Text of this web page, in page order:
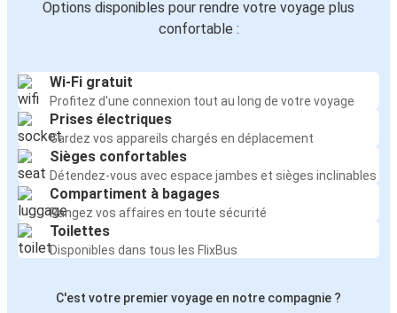
Options disponibles pour rendre votre voyage plus
confortable :
Wi-Fi gratuit
Profitez d'une connexion tout au long de votre voyage
Prises électriques
Gardez vos appareils chargés en déplacement
Sièges confortables
Détendez-vous avec espace jambes et sièges inclinables
Compartiment à bagages
Rangez vos affaires en toute sécurité
Toilettes
Disponibles dans tous les FlixBus
C'est votre premier voyage en notre compagnie ?